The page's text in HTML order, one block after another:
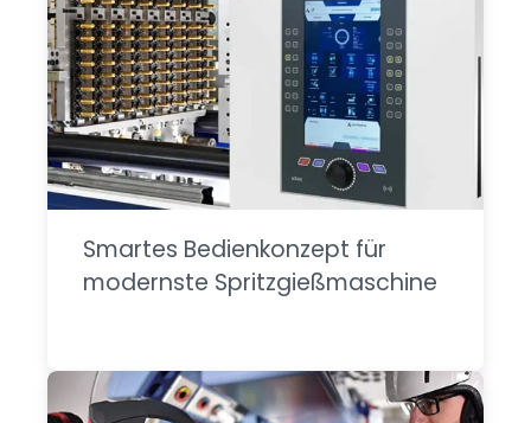
Smartes Bedienkonzept für
modernste Spritzgießmaschine